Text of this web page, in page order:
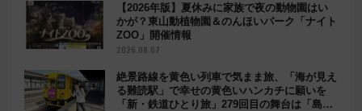
【2026年版】夏休みに家族で夜の動物園はい
かが？東山動植物園＆のんほいパーク「ナイト
ZOO」開催情報
2026.08.07
絶景路線を黄色い列車で気まま旅、「海が見え
る難読駅」で幸せの黄色いハンカチに願いを
「新・鉄道ひとり旅」279回目の舞台は「島原